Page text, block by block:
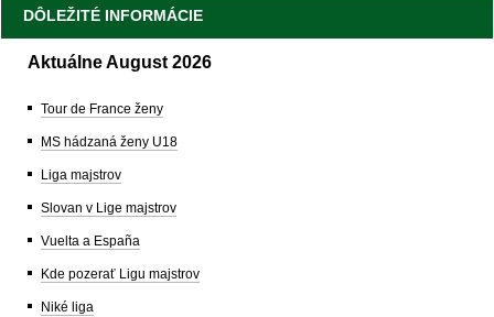
DÔLEŽITÉ INFORMÁCIE
Aktuálne August 2026
Tour de France ženy
MS hádzaná ženy U18
Liga majstrov
Slovan v Lige majstrov
Vuelta a España
Kde pozerať Ligu majstrov
Niké liga